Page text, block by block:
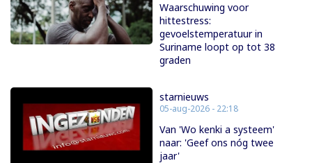
Waarschuwing voor
hittestress:
gevoelstemperatuur in
Suriname loopt op tot 38
graden
starnieuws
05-aug-2026 - 22:18
Van 'Wo kenki a systeem'
naar: 'Geef ons nóg twee
jaar'